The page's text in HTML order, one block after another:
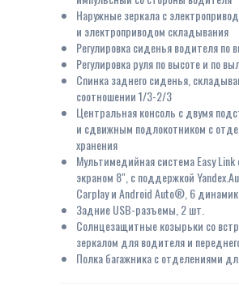
Наружные зеркала с
и электроприводом складывания
Регулировка сиденья водителя по
Регулировка руля по высоте и по
Спинка заднего сиденья,
соотношении 1/3-2/3
Центральная консоль с двумя
и сдвижным подлокотником с
хранения
Мультимедийная система Easy
экраном 8", с поддержкой
Carplay и Android Auto®, 6
Задние USB-разъемы, 2 шт.
Солнцезащитные козырьки со
зеркалом для водителя и
Полка багажника с отделениями